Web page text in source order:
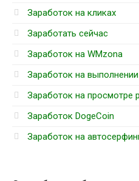
Заработок на кликах
Заработать сейчас
Заработок на WMzona
Заработок на
Заработок на просмотре
Заработок DogeCoin
Заработок на